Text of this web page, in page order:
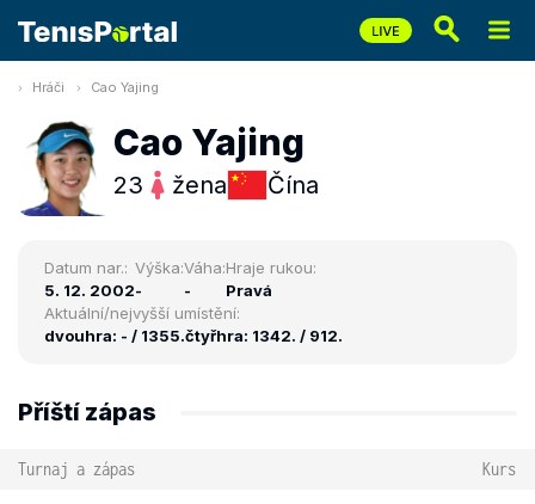
Hráči Cao Yajing
Cao Yajing
23 žena Čína
Datum nar.:
5. 12. 2002
Výška:
-
Váha:
-
Hraje rukou:
Pravá
Aktuální/nejvyšší umístění:
dvouhra: - / 1355.čtyřhra: 1342. / 912.
Příští zápas
Turnaj a zápas Kurs